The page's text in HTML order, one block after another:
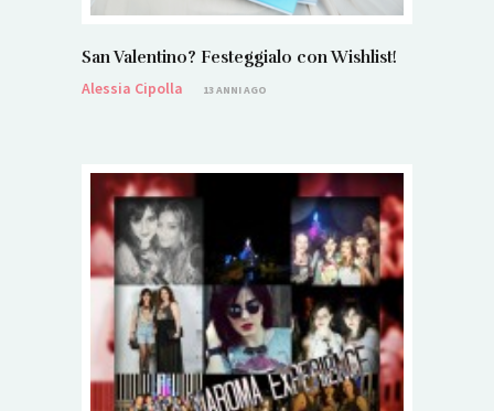
San Valentino? Festeggialo con Wishlist!
Alessia Cipolla
13 ANNI AGO